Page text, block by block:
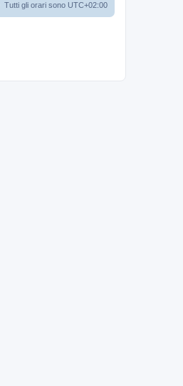
Tutti gli orari sono UTC+02:00